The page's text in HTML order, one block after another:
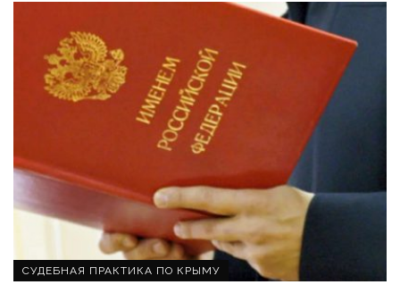
СУДЕБНАЯ ПРАКТИКА ПО КРЫМУ